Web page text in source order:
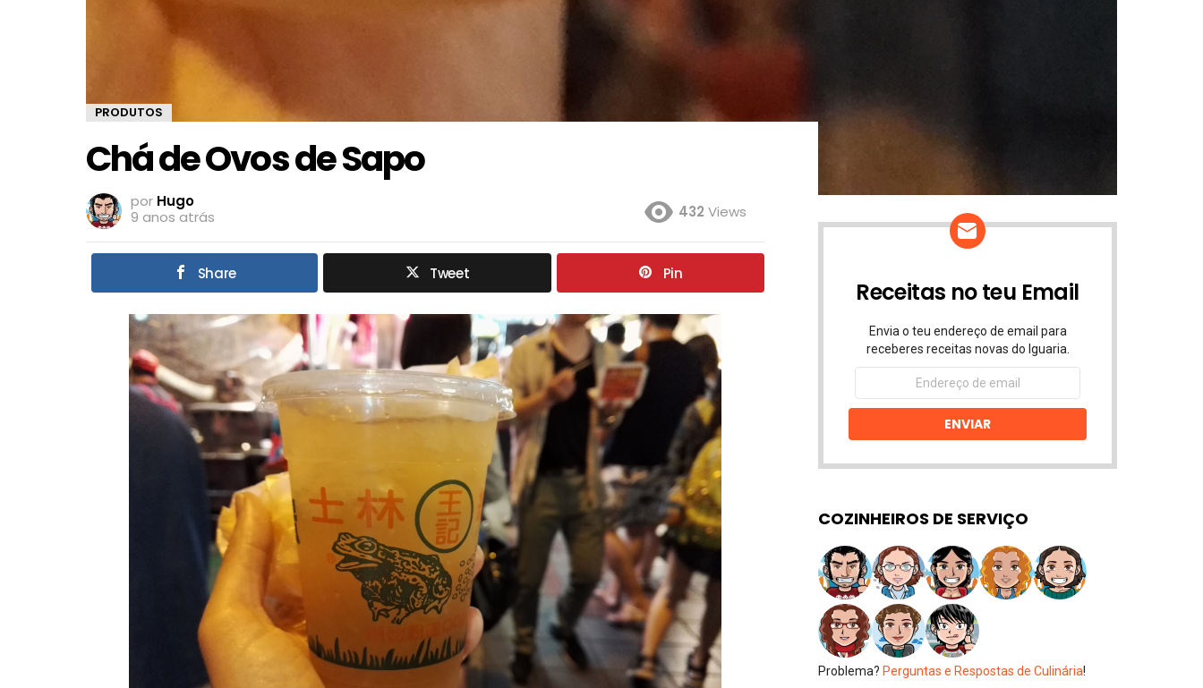
PRODUTOS
Chá de Ovos de Sapo
por Hugo
9 anos atrás
432 Views
Share Tweet Pin
Receitas no teu Email
Envia o teu endereço de email para
receberes receitas novas do Iguaria.
Endereço
email
ENVIAR
COZINHEIROS DE SERVIÇO
Problema? Perguntas e Respostas de Culinária!